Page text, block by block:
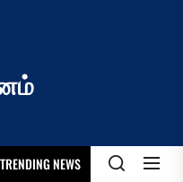
TRENDING NEWS